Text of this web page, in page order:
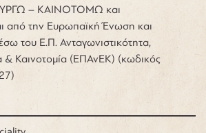
– ΚΑΙΝΟΤΟΜΩ και
από την Ευρωπαϊκή Ένωση και
του Ε.Π. Ανταγωνιστικότητα,
& Καινοτομία (ΕΠΑνΕΚ) (κωδικός